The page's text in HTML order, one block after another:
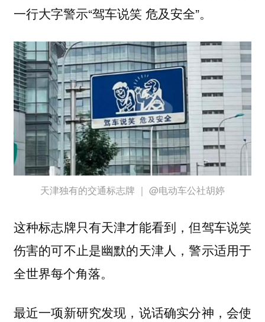
一行大字警示“驾车说笑 危及安全”。
天津独有的交通标志牌 ｜ @电动车公社胡婷
这种标志牌只有天津才能看到，但驾车说笑
伤害的可不止是幽默的天津人，警示适用于
全世界每个角落。
最近一项新研究发现，说话确实分神，会使